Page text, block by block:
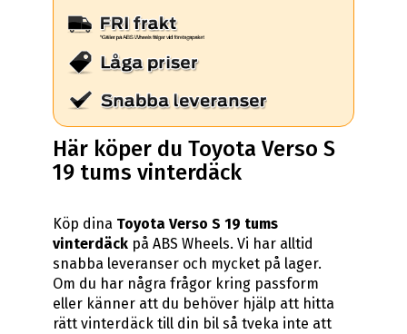
Här köper du Toyota Verso S
19 tums vinterdäck
Köp dina Toyota Verso S 19 tums
vinterdäck på ABS Wheels. Vi har alltid
snabba leveranser och mycket på lager.
Om du har några frågor kring passform
eller känner att du behöver hjälp att hitta
rätt vinterdäck till din bil så tveka inte att